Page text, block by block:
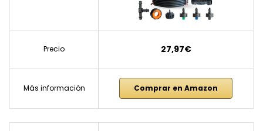
Precio 27,97€
Más información Comprar en Amazon